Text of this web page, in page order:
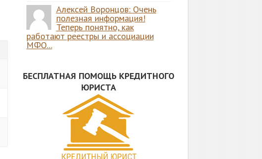
Алексей Воронцов: Очень
полезная информация!
Теперь понятно, как
работают реестры и ассоциации
МФО...
БЕСПЛАТНАЯ ПОМОЩЬ КРЕДИТНОГО
ЮРИСТА